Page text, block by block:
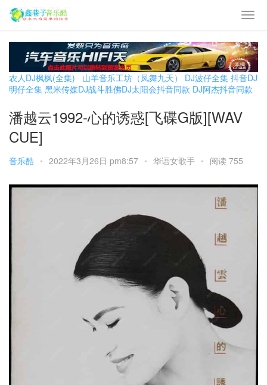
农人DJ枫枫(全集) 山羊音乐工坊（凤舞九天） DJ波仔全集 抖音DJ
明仔全集 黑米传媒DJ战斗胜佛DJ太阳会抖音同款 DJ阿杰抖音同款
潘越云1992-心的诱惑[飞碟G版][WAV
CUE]
音乐酷 • 2022年3月26日 pm8:57 • 华语女歌手 • 阅读 755